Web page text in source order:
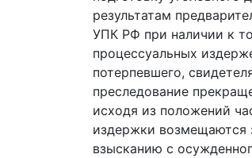
результатам
УПК РФ при наличии к
процессуальных
потерпевшего,
преследование
исходя из положений
издержки возмещаются
взысканию с